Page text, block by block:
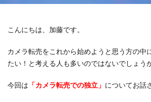
こんにちは、加藤です。
カメラ転売をこれから始めようと思う方の中
たい！と考える人も多いのではないでしょう
今回は 「カメラ転売での独立 」 についてお話